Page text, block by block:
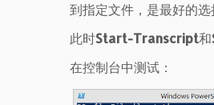
到指定文件，是最好的选
此时Start-Transcript和
在控制台中测试：